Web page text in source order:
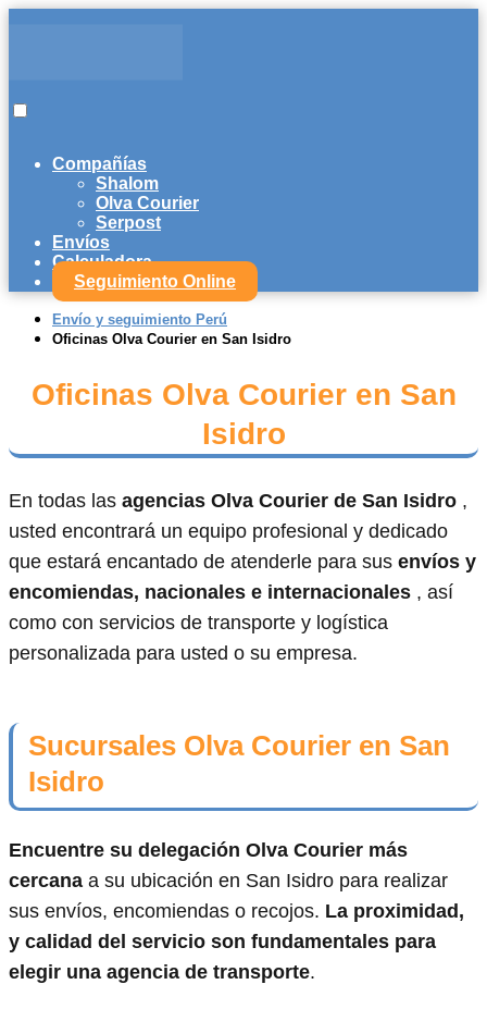
Compañías
Shalom
Olva Courier
Serpost
Envíos
Calculadora
Seguimiento Online
Envío y seguimiento Perú
Oficinas Olva Courier en San Isidro
Oficinas Olva Courier en San
Isidro
En todas las agencias Olva Courier de San Isidro ,
usted encontrará un equipo profesional y dedicado
que estará encantado de atenderle para sus envíos y
encomiendas, nacionales e internacionales , así
como con servicios de transporte y logística
personalizada para usted o su empresa.
Sucursales Olva Courier en San
Isidro
Encuentre su delegación Olva Courier más
cercana a su ubicación en San Isidro para realizar
sus envíos, encomiendas o recojos. La proximidad,
y calidad del servicio son fundamentales para
elegir una agencia de transporte.